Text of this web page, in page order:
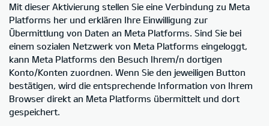
Mit dieser Aktivierung stellen Sie eine Verbindung zu Meta
Platforms her und erklären Ihre Einwilligung zur
Übermittlung von Daten an Meta Platforms. Sind Sie bei
einem sozialen Netzwerk von Meta Platforms eingeloggt,
kann Meta Platforms den Besuch Ihrem/n dortigen
Konto/Konten zuordnen. Wenn Sie den jeweiligen Button
bestätigen, wird die entsprechende Information von Ihrem
Browser direkt an Meta Platforms übermittelt und dort
gespeichert.